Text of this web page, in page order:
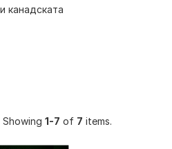
канадската
Showing 1-7 of 7 items.